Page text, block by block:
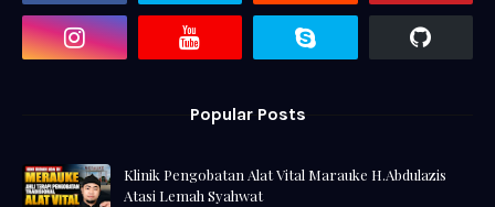
Popular Posts
Klinik Pengobatan Alat Vital Marauke H.Abdulazis
Atasi Lemah Syahwat